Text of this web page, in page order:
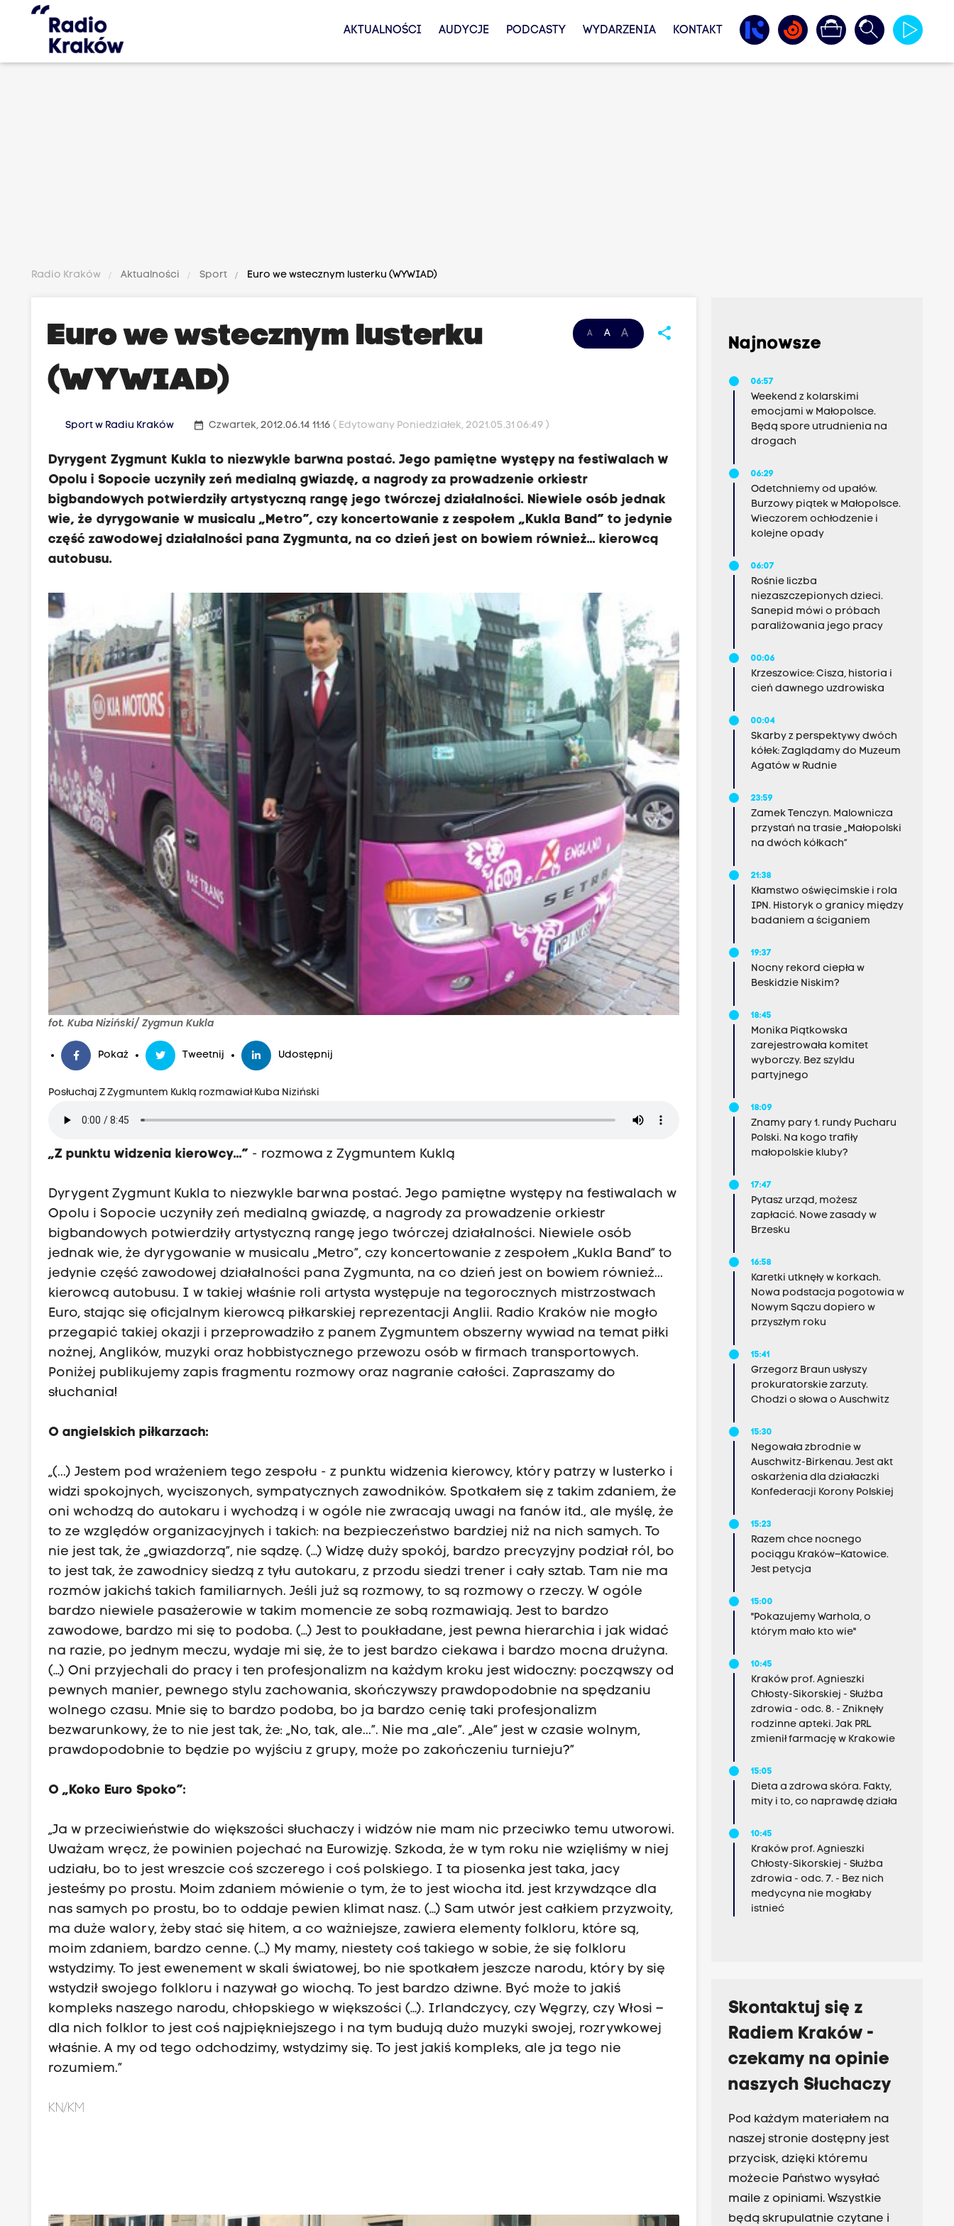
AKTUALNOŚCI AUDYCJE PODCASTY WYDARZENIA KONTAKT
Radio Kraków Aktualności Sport Euro we wstecznym lusterku (WYWIAD)
A A A share
Euro we wstecznym lusterku
(WYWIAD)
Sport w Radiu Kraków date_range Czwartek, 2012.06.14 11:16( Edytowany Poniedziałek, 2021.05.31 06:49 )
Dyrygent Zygmunt Kukla to niezwykle barwna postać. Jego pamiętne występy na festiwalach w
Opolu i Sopocie uczyniły zeń medialną gwiazdę, a nagrody za prowadzenie orkiestr
bigbandowych potwierdziły artystyczną rangę jego twórczej działalności. Niewiele osób jednak
wie, że dyrygowanie w musicalu „Metro”, czy koncertowanie z zespołem „Kukla Band” to jedynie
część zawodowej działalności pana Zygmunta, na co dzień jest on bowiem również... kierowcą
autobusu.
fot. Kuba Niziński/ Zygmun Kukla
Pokaż Tweetnij Udostępnij
Posłuchaj Z Zygmuntem Kuklą rozmawiał Kuba Niziński
„Z punktu widzenia kierowcy...” - rozmowa z Zygmuntem Kuklą
Dyrygent Zygmunt Kukla to niezwykle barwna postać. Jego pamiętne występy na festiwalach w
Opolu i Sopocie uczyniły zeń medialną gwiazdę, a nagrody za prowadzenie orkiestr
bigbandowych potwierdziły artystyczną rangę jego twórczej działalności. Niewiele osób
jednak wie, że dyrygowanie w musicalu „Metro”, czy koncertowanie z zespołem „Kukla Band” to
jedynie część zawodowej działalności pana Zygmunta, na co dzień jest on bowiem również...
kierowcą autobusu. I w takiej właśnie roli artysta występuje na tegorocznych mistrzostwach
Euro, stając się oficjalnym kierowcą piłkarskiej reprezentacji Anglii. Radio Kraków nie mogło
przegapić takiej okazji i przeprowadziło z panem Zygmuntem obszerny wywiad na temat piłki
nożnej, Anglików, muzyki oraz hobbistycznego przewozu osób w firmach transportowych.
Poniżej publikujemy zapis fragmentu rozmowy oraz nagranie całości. Zapraszamy do
słuchania!
O angielskich piłkarzach:
„(...) Jestem pod wrażeniem tego zespołu - z punktu widzenia kierowcy, który patrzy w lusterko i
widzi spokojnych, wyciszonych, sympatycznych zawodników. Spotkałem się z takim zdaniem, że
oni wchodzą do autokaru i wychodzą i w ogóle nie zwracają uwagi na fanów itd., ale myślę, że
to ze względów organizacyjnych i takich: na bezpieczeństwo bardziej niż na nich samych. To
nie jest tak, że „gwiazdorzą”, nie sądzę. (…) Widzę duży spokój, bardzo precyzyjny podział ról, bo
to jest tak, że zawodnicy siedzą z tyłu autokaru, z przodu siedzi trener i cały sztab. Tam nie ma
rozmów jakichś takich familiarnych. Jeśli już są rozmowy, to są rozmowy o rzeczy. W ogóle
bardzo niewiele pasażerowie w takim momencie ze sobą rozmawiają. Jest to bardzo
zawodowe, bardzo mi się to podoba. (…) Jest to poukładane, jest pewna hierarchia i jak widać
na razie, po jednym meczu, wydaje mi się, że to jest bardzo ciekawa i bardzo mocna drużyna.
(…) Oni przyjechali do pracy i ten profesjonalizm na każdym kroku jest widoczny: począwszy od
pewnych manier, pewnego stylu zachowania, skończywszy prawdopodobnie na spędzaniu
wolnego czasu. Mnie się to bardzo podoba, bo ja bardzo cenię taki profesjonalizm
bezwarunkowy, że to nie jest tak, że: „No, tak, ale...”. Nie ma „ale”. „Ale” jest w czasie wolnym,
prawdopodobnie to będzie po wyjściu z grupy, może po zakończeniu turnieju?”
O „Koko Euro Spoko”:
„Ja w przeciwieństwie do większości słuchaczy i widzów nie mam nic przeciwko temu utworowi.
Uważam wręcz, że powinien pojechać na Eurowizję. Szkoda, że w tym roku nie wzięliśmy w niej
udziału, bo to jest wreszcie coś szczerego i coś polskiego. I ta piosenka jest taka, jacy
jesteśmy po prostu. Moim zdaniem mówienie o tym, że to jest wiocha itd. jest krzywdzące dla
nas samych po prostu, bo to oddaje pewien klimat nasz. (…) Sam utwór jest całkiem przyzwoity,
ma duże walory, żeby stać się hitem, a co ważniejsze, zawiera elementy folkloru, które są,
moim zdaniem, bardzo cenne. (…) My mamy, niestety coś takiego w sobie, że się folkloru
wstydzimy. To jest ewenement w skali światowej, bo nie spotkałem jeszcze narodu, który by się
wstydził swojego folkloru i nazywał go wiochą. To jest bardzo dziwne. Być może to jakiś
kompleks naszego narodu, chłopskiego w większości (…). Irlandczycy, czy Węgrzy, czy Włosi –
dla nich folklor to jest coś najpiękniejszego i na tym budują dużo muzyki swojej, rozrywkowej
właśnie. A my od tego odchodzimy, wstydzimy się. To jest jakiś kompleks, ale ja tego nie
rozumiem.”
KN/KM
Najnowsze
06:57
Weekend z kolarskimi
emocjami w Małopolsce.
Będą spore utrudnienia na
drogach
06:29
Odetchniemy od upałów.
Burzowy piątek w Małopolsce.
Wieczorem ochłodzenie i
kolejne opady
06:07
Rośnie liczba
niezaszczepionych dzieci.
Sanepid mówi o próbach
paraliżowania jego pracy
00:06
Krzeszowice: Cisza, historia i
cień dawnego uzdrowiska
00:04
Skarby z perspektywy dwóch
kółek: Zaglądamy do Muzeum
Agatów w Rudnie
23:59
Zamek Tenczyn. Malownicza
przystań na trasie „Małopolski
na dwóch kółkach”
21:38
Kłamstwo oświęcimskie i rola
IPN. Historyk o granicy między
badaniem a ściganiem
19:37
Nocny rekord ciepła w
Beskidzie Niskim?
18:45
Monika Piątkowska
zarejestrowała komitet
wyborczy. Bez szyldu
partyjnego
18:09
Znamy pary 1. rundy Pucharu
Polski. Na kogo trafiły
małopolskie kluby?
17:47
Pytasz urząd, możesz
zapłacić. Nowe zasady w
Brzesku
16:58
Karetki utknęły w korkach.
Nowa podstacja pogotowia w
Nowym Sączu dopiero w
przyszłym roku
15:41
Grzegorz Braun usłyszy
prokuratorskie zarzuty.
Chodzi o słowa o Auschwitz
15:30
Negowała zbrodnie w
Auschwitz-Birkenau. Jest akt
oskarżenia dla działaczki
Konfederacji Korony Polskiej
15:23
Razem chce nocnego
pociągu Kraków–Katowice.
Jest petycja
15:00
"Pokazujemy Warhola, o
którym mało kto wie"
10:45
Kraków prof. Agnieszki
Chłosty-Sikorskiej - Służba
zdrowia - odc. 8. - Zniknęły
rodzinne apteki. Jak PRL
zmienił farmację w Krakowie
15:05
Dieta a zdrowa skóra. Fakty,
mity i to, co naprawdę działa
10:45
Kraków prof. Agnieszki
Chłosty-Sikorskiej - Służba
zdrowia - odc. 7. - Bez nich
medycyna nie mogłaby
istnieć
Skontaktuj się z
Radiem Kraków -
czekamy na opinie
naszych Słuchaczy
Pod każdym materiałem na
naszej stronie dostępny jest
przycisk, dzięki któremu
możecie Państwo wysyłać
maile z opiniami. Wszystkie
będą skrupulatnie czytane i